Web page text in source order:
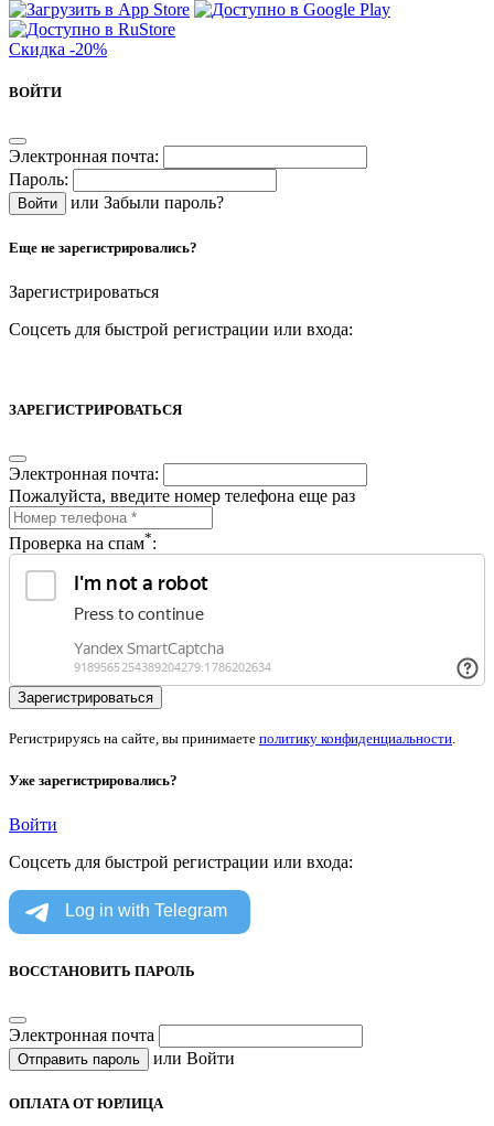
Скидка -20%
ВОЙТИ
Электронная почта:
Пароль:
или Забыли пароль?
Еще не зарегистрировались?
Зарегистрироваться
Соцсеть для быстрой регистрации или входа:
ЗАРЕГИСТРИРОВАТЬСЯ
Электронная почта:
Пожалуйста, введите номер телефона еще раз
Проверка на спам*:
Регистрируясь на сайте, вы принимаете политику конфиденциальности.
Уже зарегистрировались?
Войти
Соцсеть для быстрой регистрации или входа:
ВОССТАНОВИТЬ ПАРОЛЬ
Электронная почта
Отправить пароль или Войти
ОПЛАТА ОТ ЮРЛИЦА